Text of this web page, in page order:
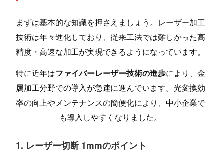
まずは基本的な知識を押さえましょう。レーザー加工
技術は年々進化しており、従来工法では難しかった高
精度・高速な加工が実現できるようになっています。
特に近年はファイバーレーザー技術の進歩により、金
属加工分野での導入が急速に進んでいます。光変換効
率の向上やメンテナンスの簡便化により、中小企業で
も導入しやすくなりました。
1. レーザー切断 1mmのポイント